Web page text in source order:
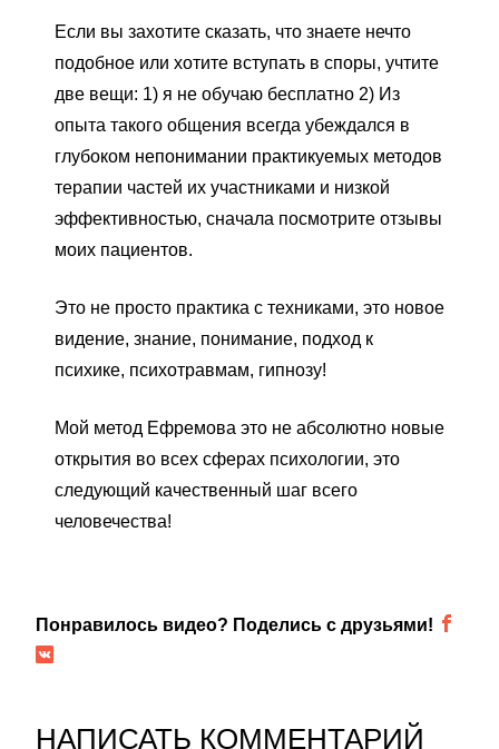
Если вы захотите сказать, что знаете нечто
подобное или хотите вступать в споры, учтите
две вещи: 1) я не обучаю бесплатно 2) Из
опыта такого общения всегда убеждался в
глубоком непонимании практикуемых методов
терапии частей их участниками и низкой
эффективностью, сначала посмотрите отзывы
моих пациентов.
Это не просто практика с техниками, это новое
видение, знание, понимание, подход к
психике, психотравмам, гипнозу!
Мой метод Ефремова это не абсолютно новые
открытия во всех сферах психологии, это
следующий качественный шаг всего
человечества!
Понравилось видео? Поделись с друзьями!
НАПИСАТЬ КОММЕНТАРИЙ